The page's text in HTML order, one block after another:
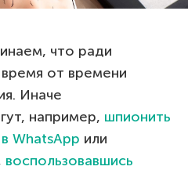
что ради
от времени
Иначе
например, шпионить
WhatsApp или
воспользовавшись